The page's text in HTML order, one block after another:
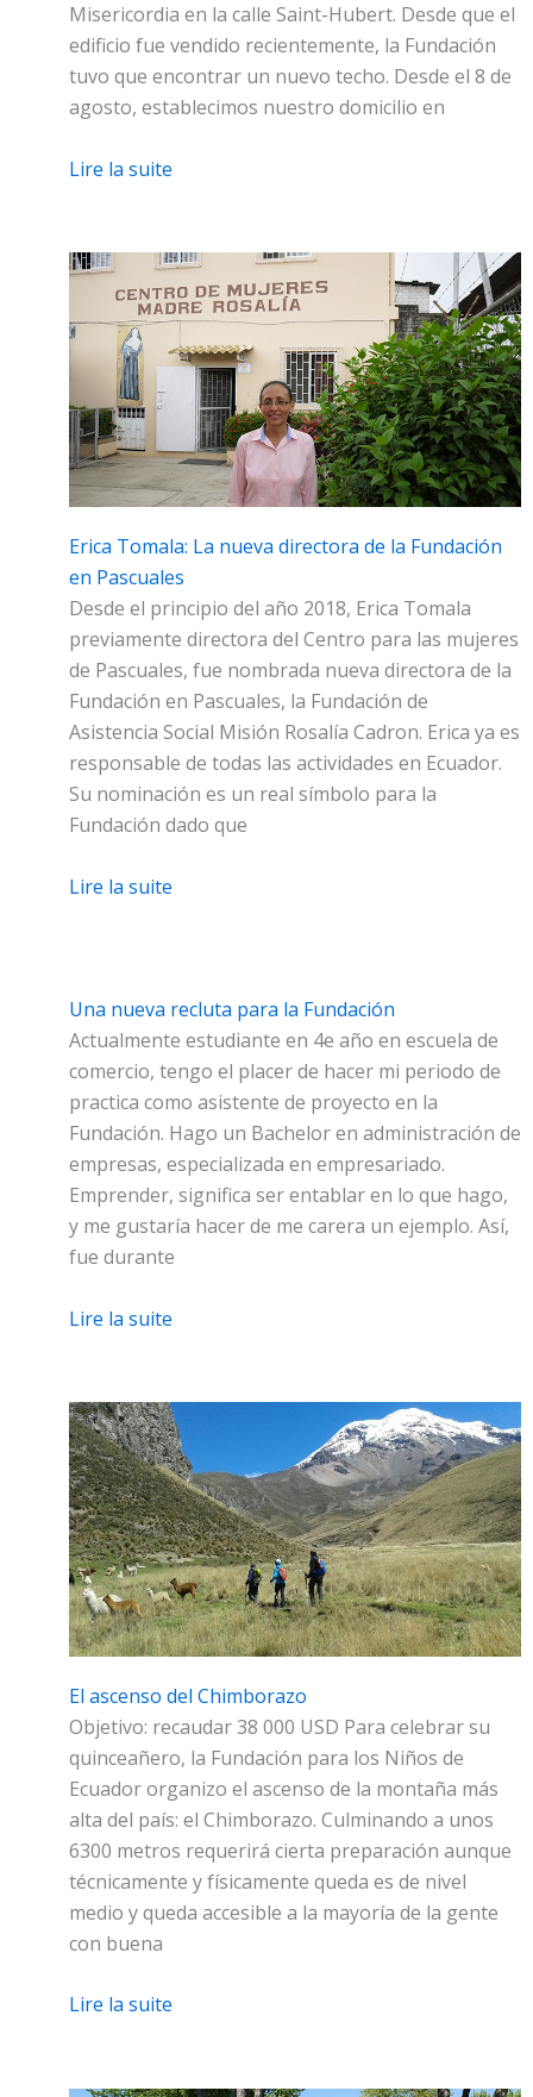
Misericordia en la calle Saint-Hubert. Desde que el
edificio fue vendido recientemente, la Fundación
tuvo que encontrar un nuevo techo. Desde el 8 de
agosto, establecimos nuestro domicilio en
Lire la suite
Erica Tomala: La nueva directora de la Fundación
en Pascuales
Desde el principio del año 2018, Erica Tomala
previamente directora del Centro para las mujeres
de Pascuales, fue nombrada nueva directora de la
Fundación en Pascuales, la Fundación de
Asistencia Social Misión Rosalía Cadron. Erica ya es
responsable de todas las actividades en Ecuador.
Su nominación es un real símbolo para la
Fundación dado que
Lire la suite
Una nueva recluta para la Fundación
Actualmente estudiante en 4e año en escuela de
comercio, tengo el placer de hacer mi periodo de
practica como asistente de proyecto en la
Fundación. Hago un Bachelor en administración de
empresas, especializada en empresariado.
Emprender, significa ser entablar en lo que hago,
y me gustaría hacer de me carera un ejemplo. Así,
fue durante
Lire la suite
El ascenso del Chimborazo
Objetivo: recaudar 38 000 USD Para celebrar su
quinceañero, la Fundación para los Niños de
Ecuador organizo el ascenso de la montaña más
alta del país: el Chimborazo. Culminando a unos
6300 metros requerirá cierta preparación aunque
técnicamente y físicamente queda es de nivel
medio y queda accesible a la mayoría de la gente
con buena
Lire la suite